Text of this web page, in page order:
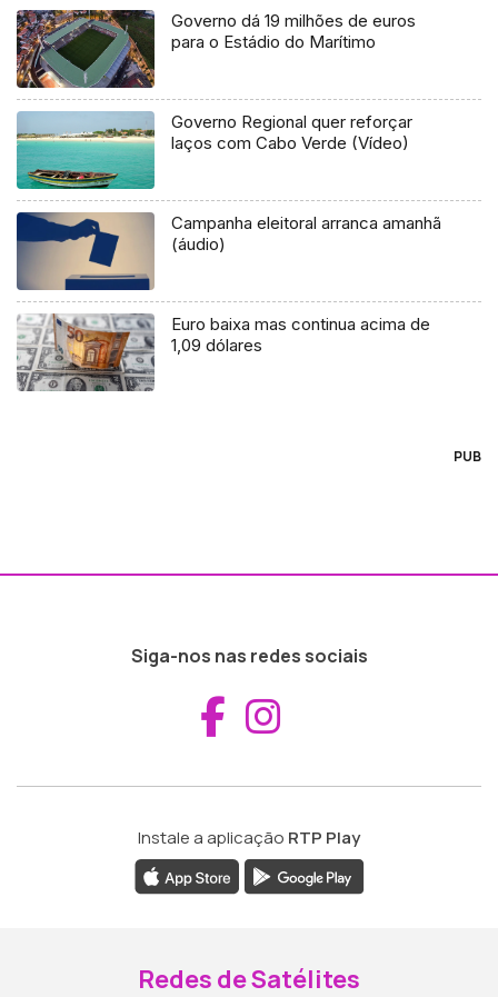
Governo dá 19 milhões de euros
para o Estádio do Marítimo
Governo Regional quer reforçar
laços com Cabo Verde (Vídeo)
Campanha eleitoral arranca amanhã
(áudio)
Euro baixa mas continua acima de
1,09 dólares
PUB
Siga-nos nas redes sociais
Aceder ao
Instale a aplicação RTP Play
Redes de Satélites